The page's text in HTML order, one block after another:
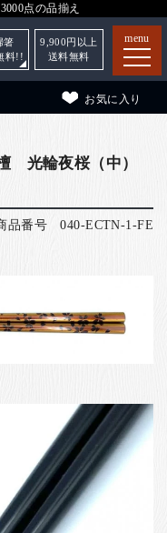
点の品揃え
menu
お気に入り
箸
料!!
9,900 円以上
送料無料
光輪夜桜（中）
品番号 040-ECTN-1-FE